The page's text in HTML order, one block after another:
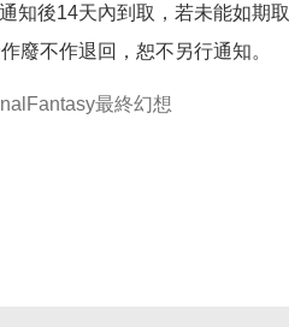
知後14天內到取，若未能如期取
廢不作退回，恕不另行通知。
最終幻想